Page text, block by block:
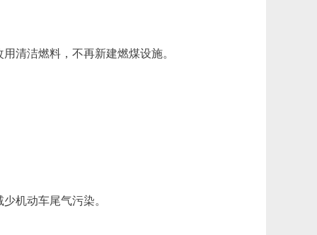
清洁燃料，不再新建燃煤设施。
机动车尾气污染。